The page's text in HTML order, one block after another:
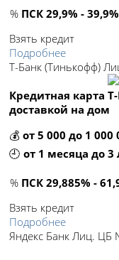
% ПСК 29,9% - 39,9%
Взять кредит
Подробнее
Т-Банк (Тинькофф)
Кредитная карта
доставкой на дом
💰от 5 000 до 1 000
🕘от 1 месяца до 3
% ПСК 29,885% -
Взять кредит
Подробнее
Яндекс Банк Лиц. ЦБ